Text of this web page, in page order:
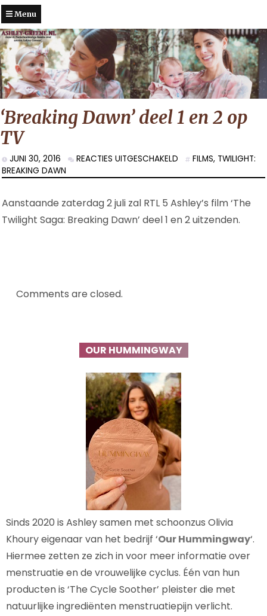
Menu
‘Breaking Dawn’ deel 1 en 2 op
TV
JUNI 30, 2016 REACTIES UITGESCHAKELD VOOR
DAWN’
1
EN
FILMS, TWILIGHT:
BREAKING DAWN
Aanstaande zaterdag 2 juli zal RTL 5 Ashley’s film ‘The
Twilight Saga: Breaking Dawn’ deel 1 en 2 uitzenden.
Comments are closed.
OUR HUMMINGWAY
Sinds 2020 is Ashley samen met schoonzus Olivia
Khoury eigenaar van het bedrijf ‘Our Hummingway‘.
Hiermee zetten ze zich in voor meer informatie over
menstruatie en de vrouwelijke cyclus. Één van hun
producten is ‘The Cycle Soother’ pleister die met
natuurlijke ingrediënten menstruatiepijn verlicht.